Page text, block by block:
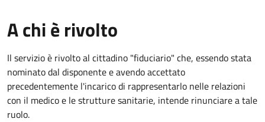
A chi è rivolto
Il servizio è rivolto al cittadino "fiduciario" che, essendo stata
nominato dal disponente e avendo accettato
precedentemente l'incarico di rappresentarlo nelle relazioni
con il medico e le strutture sanitarie, intende rinunciare a tale
ruolo.